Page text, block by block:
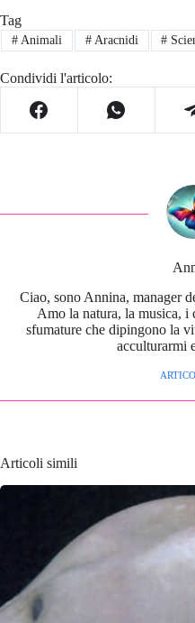
Tag
#Animali #Aracnidi #
Condividi l'articolo:
Ciao, sono Annina, manager
Amo la natura, la musica,
sfumature che dipingono la
acculturarmi
Articoli simili